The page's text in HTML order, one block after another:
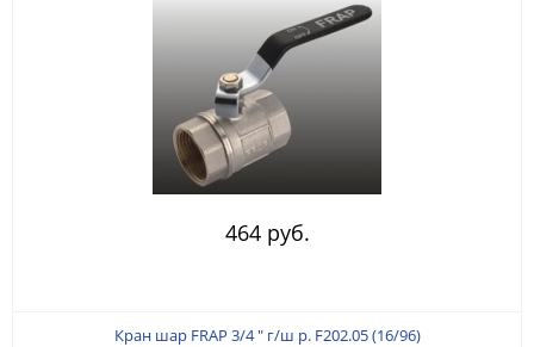
464 руб.
Кран шар FRAP 3/4 " г/ш р. F202.05 (16/96)